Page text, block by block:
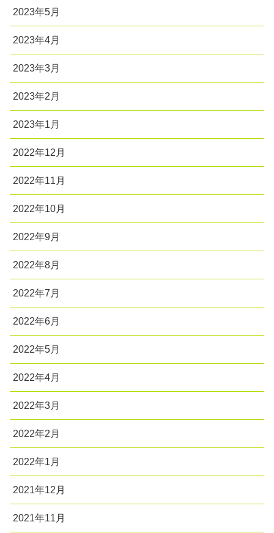
2023年5月
2023年4月
2023年3月
2023年2月
2023年1月
2022年12月
2022年11月
2022年10月
2022年9月
2022年8月
2022年7月
2022年6月
2022年5月
2022年4月
2022年3月
2022年2月
2022年1月
2021年12月
2021年11月